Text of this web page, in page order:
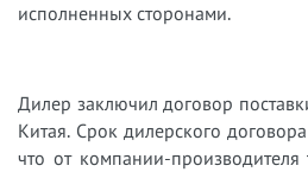
исполненных сторонами.
Дилер заключил договор
Китая. Срок дилерского
что от компании-